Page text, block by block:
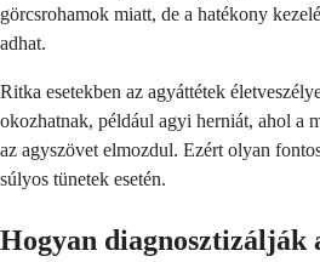
görcsrohamok miatt, de a hatékony
adhat.
Ritka esetekben az agyáttétek
okozhatnak, például agyi herniát, ahol a
az agyszövet elmozdul. Ezért olyan
súlyos tünetek esetén.
Hogyan diagnosztizálják